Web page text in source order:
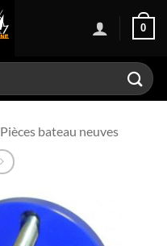
0
Pièces bateau neuves